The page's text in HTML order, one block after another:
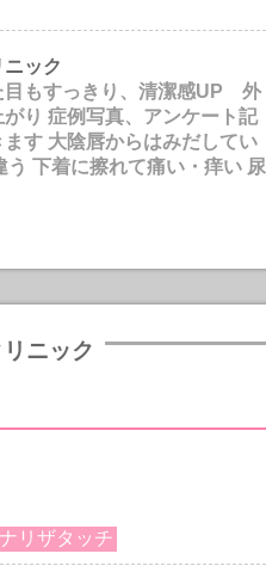
ック
目もすっきり、清潔感UP 外
り 症例写真、アンケート記
す 大陰唇からはみだしてい
下着に擦れて痛い・痒い 尿
ニック
リザタッチ